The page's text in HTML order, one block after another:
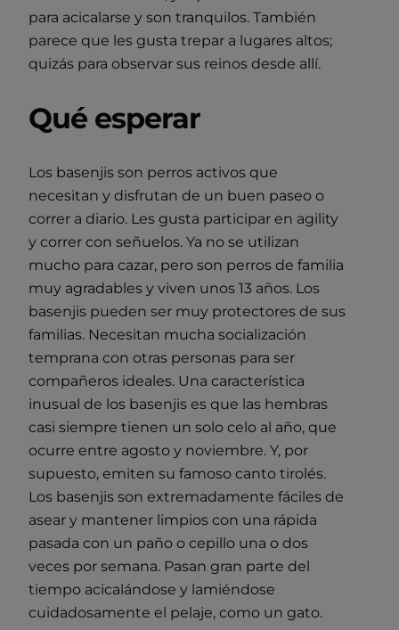
para acicalarse y son tranquilos. También
parece que les gusta trepar a lugares altos;
quizás para observar sus reinos desde allí.
Qué esperar
Los basenjis son perros activos que
necesitan y disfrutan de un buen paseo o
correr a diario. Les gusta participar en agility
y correr con señuelos. Ya no se utilizan
mucho para cazar, pero son perros de familia
muy agradables y viven unos 13 años. Los
basenjis pueden ser muy protectores de sus
familias. Necesitan mucha socialización
temprana con otras personas para ser
compañeros ideales. Una característica
inusual de los basenjis es que las hembras
casi siempre tienen un solo celo al año, que
ocurre entre agosto y noviembre. Y, por
supuesto, emiten su famoso canto tirolés.
Los basenjis son extremadamente fáciles de
asear y mantener limpios con una rápida
pasada con un paño o cepillo una o dos
veces por semana. Pasan gran parte del
tiempo acicalándose y lamiéndose
cuidadosamente el pelaje, como un gato.